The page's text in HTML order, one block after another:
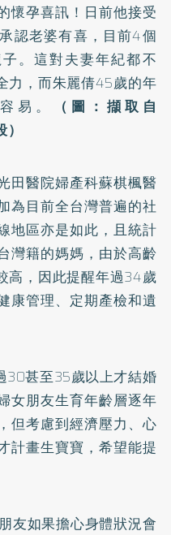
懷孕喜訊！日前他接受
認老婆有喜，目前4個
。這對夫妻年紀都不
力，而朱麗倩45歲的年
易。
（圖：擷取自
田醫院婦產科蘇棋楓醫
為目前全台灣普遍的社
地區亦是如此，且統計
灣籍的媽媽，由於高齡
高，因此提醒年過34歲
康管理、定期產檢和遺
30甚至35歲以上才結婚
女朋友生育年齡層逐年
但考慮到經濟壓力、心
計畫生寶寶，希望能提
友如果擔心身體狀況會